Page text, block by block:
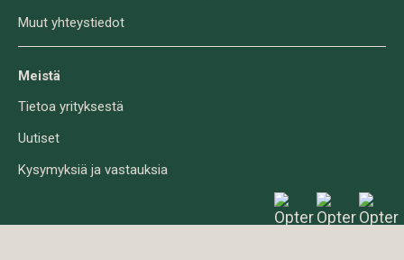
Muut yhteystiedot
Meistä
Tietoa yrityksestä
Uutiset
Kysymyksiä ja vastauksia